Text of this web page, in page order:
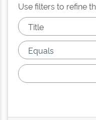
Use filters to refine